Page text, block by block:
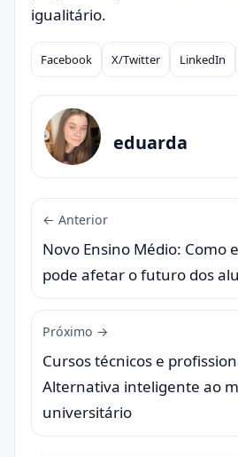
igualitário.
Compartilhar
Facebook X/Twitter LinkedIn
eduarda
← Anterior
Novo Ensino Médio: Como
pode afetar o futuro dos
Próximo →
Cursos técnicos e
Alternativa inteligente ao
universitário